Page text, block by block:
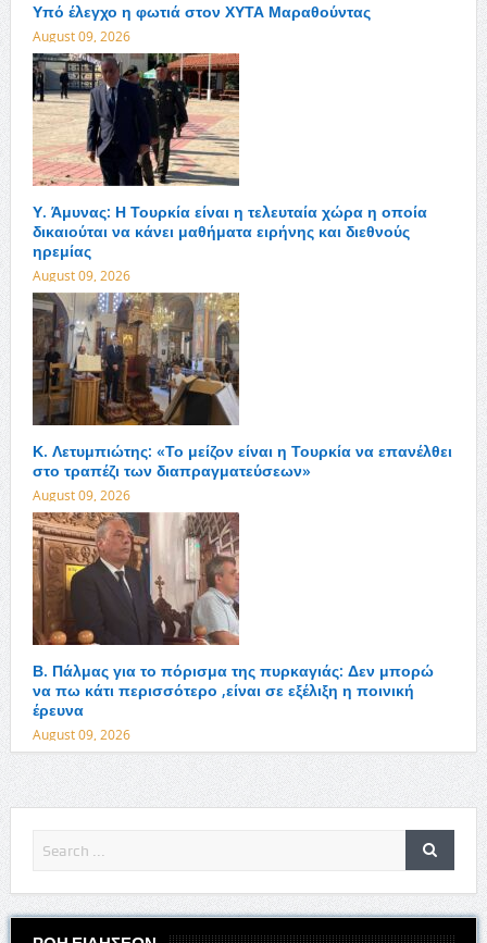
Υπό έλεγχο η φωτιά στον ΧΥΤΑ Μαραθούντας
August 09, 2026
Υ. Άμυνας: Η Τουρκία είναι η τελευταία χώρα η οποία
δικαιούται να κάνει μαθήματα ειρήνης και διεθνούς
ηρεμίας
August 09, 2026
Κ. Λετυμπιώτης: «Το μείζον είναι η Τουρκία να επανέλθει
στο τραπέζι των διαπραγματεύσεων»
August 09, 2026
Β. Πάλμας για το πόρισμα της πυρκαγιάς: Δεν μπορώ
να πω κάτι περισσότερο ,είναι σε εξέλιξη η ποινική
έρευνα
August 09, 2026